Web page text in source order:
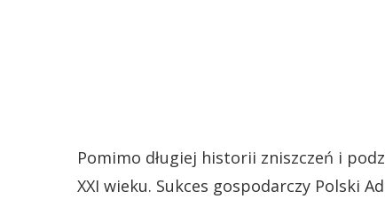
Pomimo długiej historii zniszczeń i
XXI wieku. Sukces gospodarczy Polski